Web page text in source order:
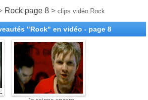
Rock page 8> clips vidéo Rock
"Rock" en vidéo - page 8